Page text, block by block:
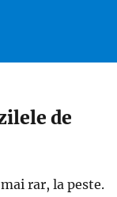
de
rar, la peste.